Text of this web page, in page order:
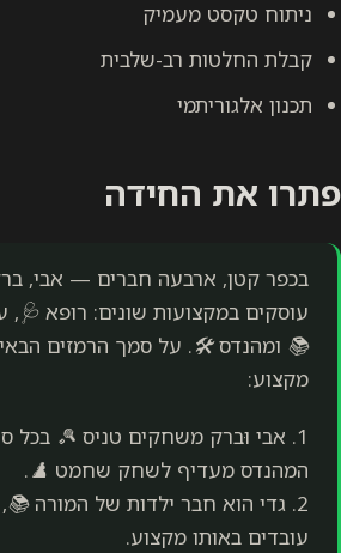
ניתוח טקסט מעמיק
קבלת החלטות רב-שלבית
תכנון אלגוריתמי
פתרו את החידה
בכפר קטן, ארבעה חברים — אבי,
עוסקים במקצועות שונים: רופא 🩺,
📚 ומהנדס 🛠️. על סמך הרמזים
מקצוע:
1. אבי וּברק משחקים טניס 🎾 בכל
המהנדס מעדיף לשחק שחמט ♟️.
2. גדי הוא חבר ילדות של המורה
עובדים באותו מקצוע.